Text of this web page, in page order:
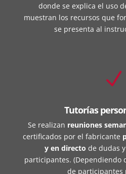
donde se explica el uso
muestran los recursos que
se presenta al
N
Tutorías
Se realizan reuniones
certificados por el fabricante
y en directo de dudas
participantes. (Dependiendo
de participantes